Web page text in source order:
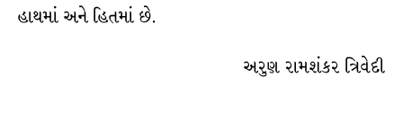
હાથમાં અને હિતમાં છે.
અરુણ રામશંકર ત્રિવેદી